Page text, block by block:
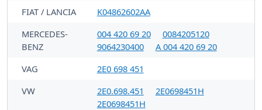
FIAT / LANCIA
K04862602AA
MERCEDES-
BENZ
004 420 69 20
0084205120
9064230400
A 004 420 69 20
VAG
2E0 698 451
VW
2E0.698.451
2E0698451H
2E0698451H